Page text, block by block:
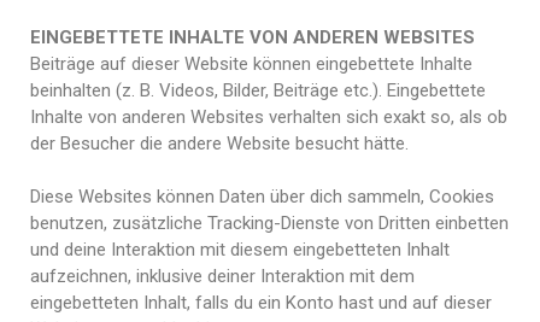
EINGEBETTETE INHALTE VON ANDEREN WEBSITES
Beiträge auf dieser Website können eingebettete Inhalte
beinhalten (z. B. Videos, Bilder, Beiträge etc.). Eingebettete
Inhalte von anderen Websites verhalten sich exakt so, als ob
der Besucher die andere Website besucht hätte.
Diese Websites können Daten über dich sammeln, Cookies
benutzen, zusätzliche Tracking-Dienste von Dritten einbetten
und deine Interaktion mit diesem eingebetteten Inhalt
aufzeichnen, inklusive deiner Interaktion mit dem
eingebetteten Inhalt, falls du ein Konto hast und auf dieser